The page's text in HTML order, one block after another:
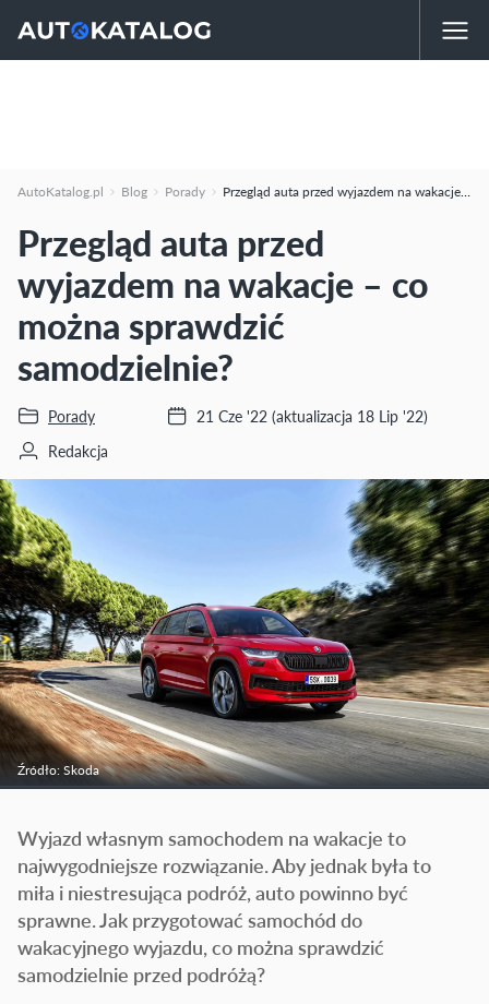
AutoKatalog.pl Blog Porady Przegląd auta przed wyjazdem na wakacje – co można sprawdzić samodzielnie?
Przegląd auta przed
wyjazdem na wakacje – co
można sprawdzić
samodzielnie?
Porady
Redakcja
21 Cze '22 (aktualizacja 18 Lip '22)
Źródło: Skoda
Wyjazd własnym samochodem na wakacje to
najwygodniejsze rozwiązanie. Aby jednak była to
miła i niestresująca podróż, auto powinno być
sprawne. Jak przygotować samochód do
wakacyjnego wyjazdu, co można sprawdzić
samodzielnie przed podróżą?